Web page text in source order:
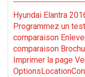
Hyundai Elantra
Programmez un
comparaison
comparaison
Imprimer la page